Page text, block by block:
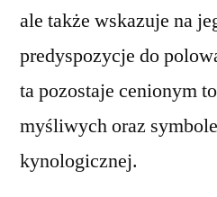
ale także wskazuje na
predyspozycje do
ta pozostaje cenionym
myśliwych oraz
kynologicznej.